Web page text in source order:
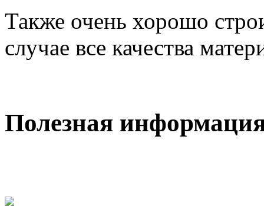
Также очень хорошо
случае все качества
Полезная